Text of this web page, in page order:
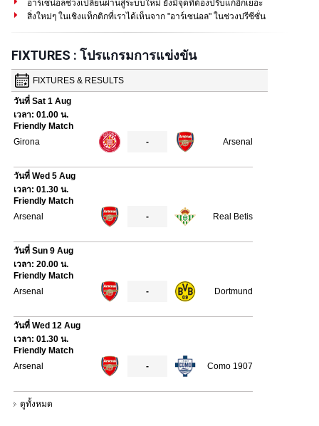
อาร์เซน่อลช่วงเปลี่ยนผ่านสู่ระบบใหม่ ยังมีจุดที่ต้องปรับแก้อีกเยอะ
สิ่งใหม่ๆ ในเชิงแท็กติกที่เราได้เห็นจาก "อาร์เซน่อล" ในช่วงปรีซีซั่น
FIXTURES : โปรแกรมการแข่งขัน